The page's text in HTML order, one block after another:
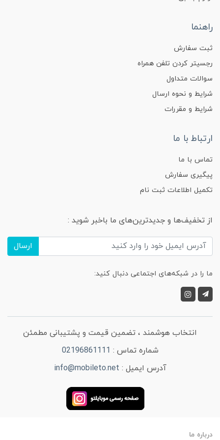
راهنما
ثبت سفارش
رجسیتر کردن تلفن همراه
سوالات متداول
شرایط و نحوه ارسال
شرایط و مقررات
ارتباط با ما
تماس با ما
پیگیری سفارش
تکمیل اطلاعات ثبت نام
از تخفیف‌ها و جدیدترین‌های ما باخبر شوید :
ارسال
ما را در شبکه‌های اجتماعی دنبال کنید:
انتخاب هوشمند ، تضمین قیمت و پشتیبانی مطمئن
شماره تماس : 02196861111
آدرس ایمیل : info@mobileto.net
درباره ما